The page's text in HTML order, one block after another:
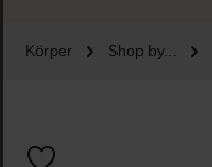
Körper Shop by...